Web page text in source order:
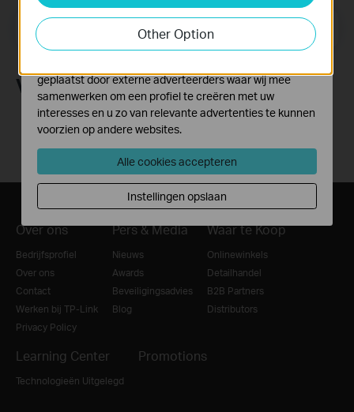
Email Address Meld je aan
Volg Ons
Over ons
Bedrijfsprofiel
Over ons
Contact
Werken bij TP-Link
Privacy Policy
Pers & Media
Nieuws
Awards
Beveiligingsadvies
Blog
Waar te Koop
Onlinewinkels
Detailhandel
B2B Partners
Distributors
Learning Center
Technologieën Uitgelegd
Promotions
Other Option
activiteiten op onze website te volgen en zo de
functionaliteit van de website aan te passen en te
verbeteren.
geplaatst door externe adverteerders waar wij mee
samenwerken om een profiel te creëren met uw
interesses en u zo van relevante advertenties te kunnen
voorzien op andere websites.
Alle cookies accepteren
Instellingen opslaan